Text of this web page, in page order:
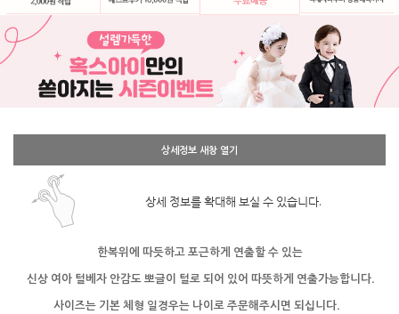
상세정보 새창 열기
상세 정보를 확대해 보실 수 있습니다.
한복위에 따듯하고 포근하게 연출할 수 있는
신상 여아 털베자 안감도 뽀글이 털로 되어 있어 따뜻하게 연출가능합니다.
사이즈는 기본 체형 일경우는 나이로 주문해주시면 되십니다.